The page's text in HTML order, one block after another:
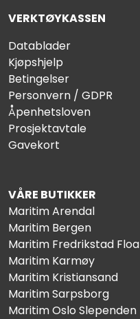
VERKTØYKASSEN
Datablader
Kjøpshjelp
Betingelser
Personvern / GDPR
Åpenhetsloven
Prosjektavtale
Gavekort
VÅRE BUTIKKER
Maritim Arendal
Maritim Bergen
Maritim Fredrikstad Floa
Maritim Karmøy
Maritim Kristiansand
Maritim Sarpsborg
Maritim Oslo Slependen